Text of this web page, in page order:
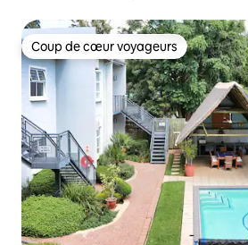
Coup de cœur voyageurs
Coup de cœur voyageurs